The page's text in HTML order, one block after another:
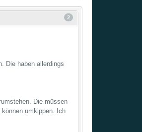
2
Die haben allerdings
Die müssen
umkippen. Ich